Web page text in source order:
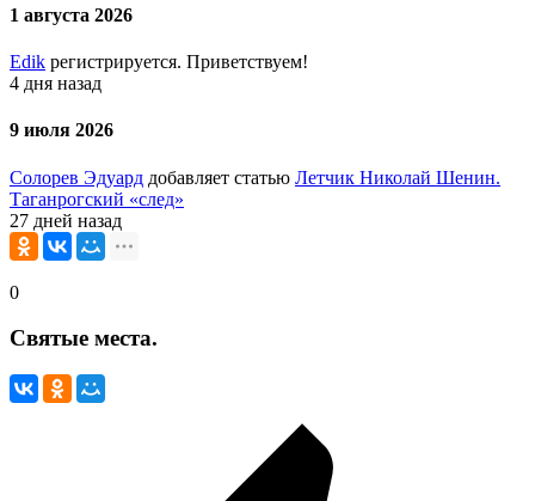
1 августа 2026
Edik регистрируется. Приветствуем!
4 дня назад
9 июля 2026
Солорев Эдуард добавляет статью Летчик Николай Шенин.
Таганрогский «след»
27 дней назад
0
Святые места.